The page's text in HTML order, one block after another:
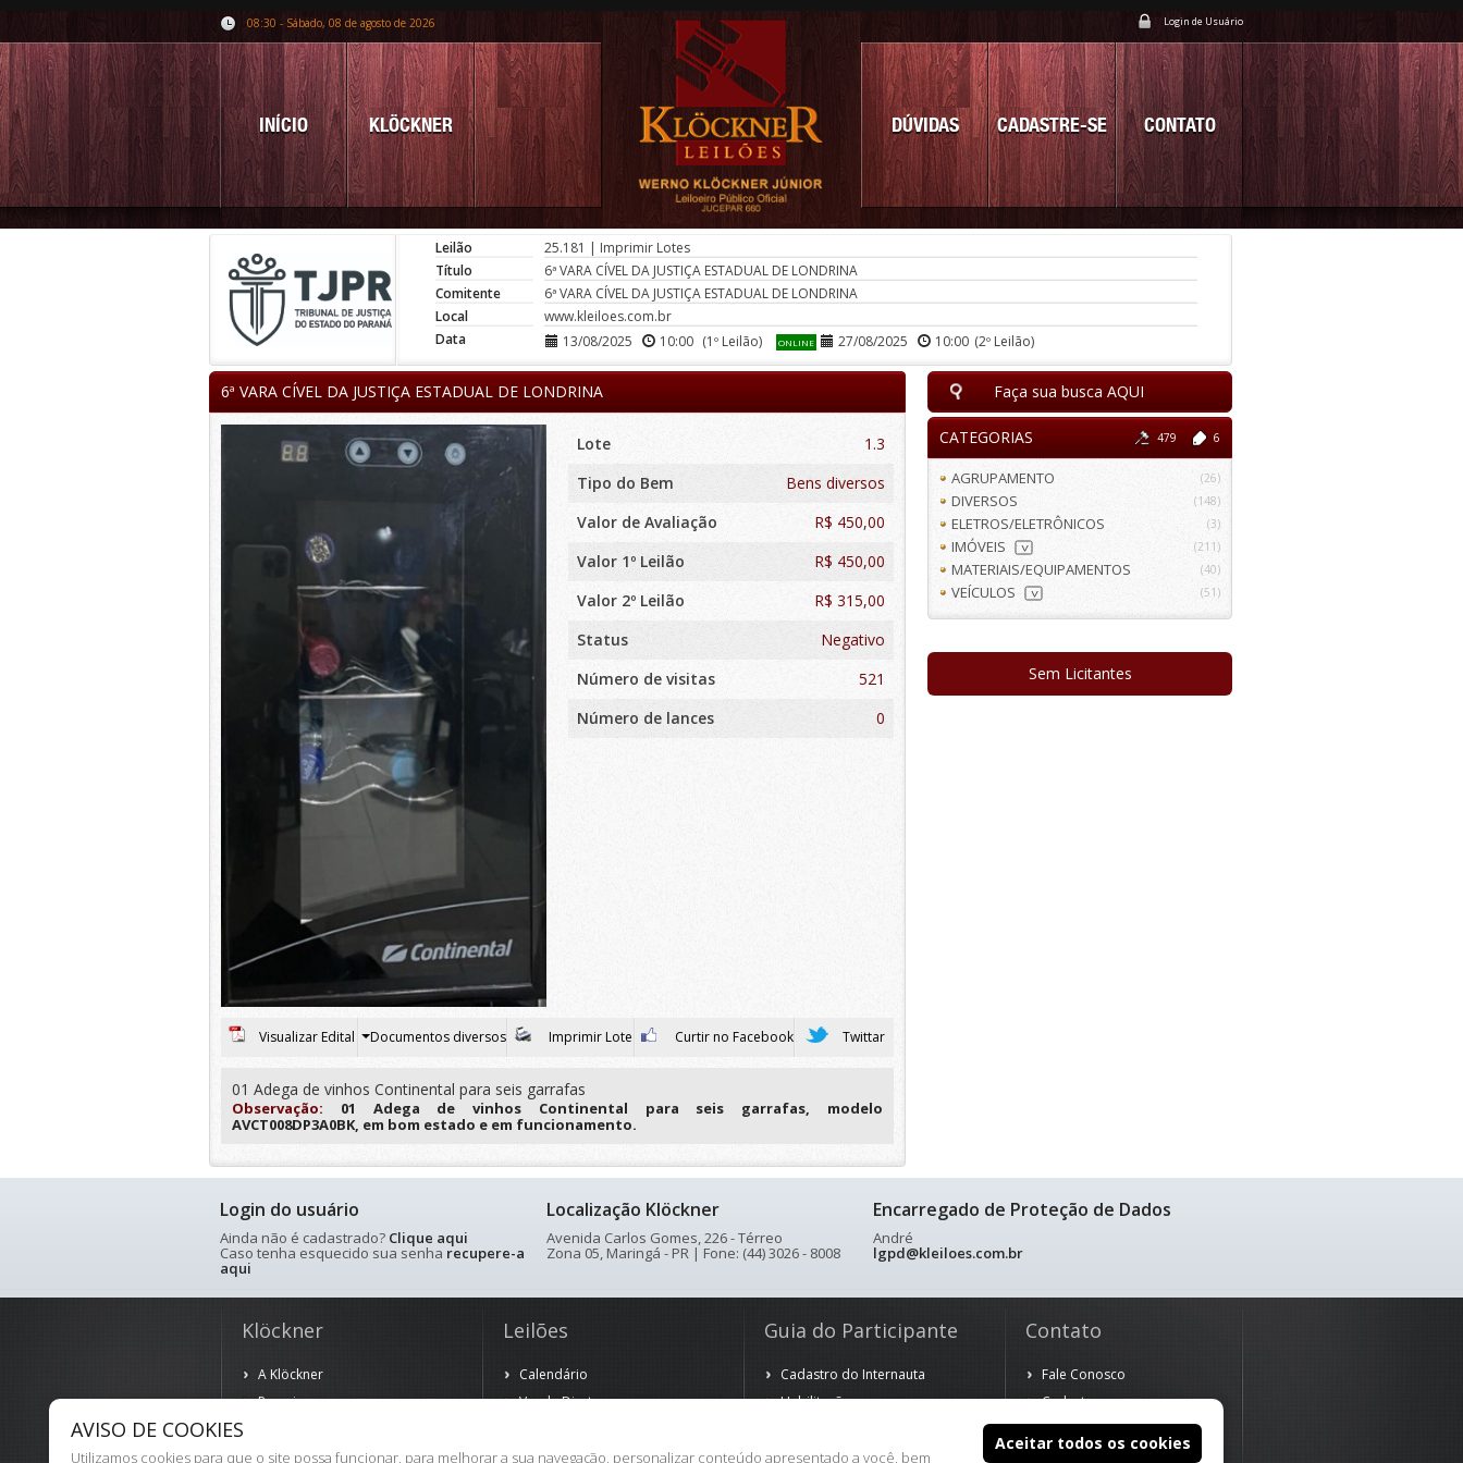
08:30 - Sábado, 08 de agosto de 2026 Login de Usuário
INÍCIO KLÖCKNER CONTATO
CADASTRE-SE
DÚVIDAS
Leilão 25.181 | Imprimir Lotes
Título
6ª VARA CÍVEL DA JUSTIÇA ESTADUAL DE LONDRINA
Comitente
6ª VARA CÍVEL DA JUSTIÇA ESTADUAL DE LONDRINA
Local
www.kleiloes.com.br
Data
13/08/2025 10:00 (1º Leilão) ONLINE 27/08/2025 10:00 (2º Leilão)
6ª VARA CÍVEL DA JUSTIÇA ESTADUAL DE LONDRINA
Lote
1.3
Tipo do Bem
Bens diversos
Valor de Avaliação
R$ 450,00
Valor 1º Leilão
R$ 450,00
Valor 2º Leilão
R$ 315,00
Status
Negativo
Número de visitas
521
Número de lances
0
Visualizar Edital Documentos diversos Imprimir Lote Curtir no Facebook Twittar
01 Adega de vinhos Continental para seis garrafas
Observação:
01 Adega de vinhos Continental para seis garrafas, modelo
AVCT008DP3A0BK, em bom estado e em funcionamento.
Faça sua busca AQUI
CATEGORIAS 479 6
AGRUPAMENTO (26)
DIVERSOS (148)
ELETROS/ELETRÔNICOS (3)
IMÓVEIS > (211)
MATERIAIS/EQUIPAMENTOS (40)
VEÍCULOS > (51)
Sem Licitantes
Login do usuário
Ainda não é cadastrado? Clique aqui
Caso tenha esquecido sua senha recupere-a
aqui
Localização Klöckner
Avenida Carlos Gomes, 226 - Térreo
Zona 05, Maringá - PR | Fone: (44) 3026 - 8008
Encarregado de Proteção de Dados
André
lgpd@kleiloes.com.br
Klöckner
A Klöckner
Parceiros
Termos de Uso
Leilões
Calendário
Venda Direta
Guia do Participante
Cadastro do Internauta
Habilitação
Observação
Contato
Fale Conosco
Cadastre-se
AVISO DE COOKIES
Utilizamos cookies para que o site possa funcionar, para melhorar a sua navegação, personalizar conteúdo apresentado a você, bem
Aceitar todos os cookies